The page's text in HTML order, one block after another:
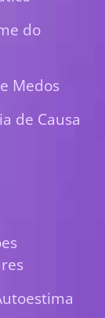
do
Medos
de Causa